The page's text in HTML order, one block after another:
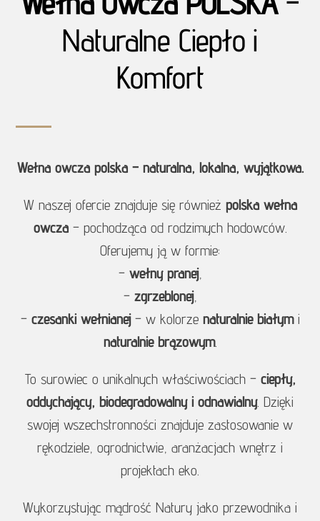
Naturalne Ciepło i
Komfort
Wełna owcza polska – naturalna, lokalna, wyjątkowa.
W naszej ofercie znajduje się również polska wełna
owcza– pochodząca od rodzimych hodowców.
Oferujemy ją w formie:
– wełny pranej,
– zgrzeblonej,
– czesanki wełnianej– w kolorze naturalnie białymi
naturalnie brązowym.
To surowiec o unikalnych właściwościach – ciepły,
oddychający, biodegradowalny i odnawialny. Dzięki
swojej wszechstronności znajduje zastosowanie w
rękodziele, ogrodnictwie, aranżacjach wnętrz i
projektach eko.
Wykorzystując mądrość Natury jako przewodnika i